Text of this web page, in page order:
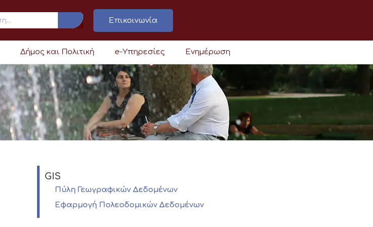
Επικοινωνία
Δήμος και Πολιτική e-Υπηρεσίες Ενημέρωση
GIS
Πύλη Γεωγραφικών Δεδομένων
Εφαρμογή Πολεοδομικών Δεδομένων